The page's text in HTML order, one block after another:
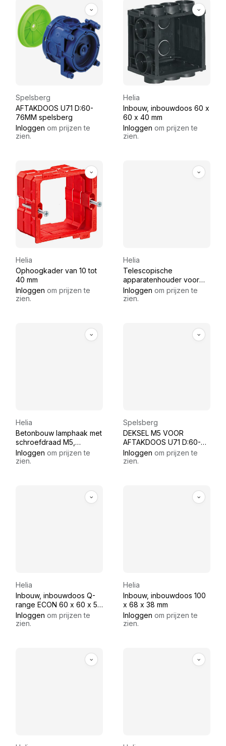
Spelsberg
AFTAKDOOS U71 D:60-
76MM spelsberg
Inloggen om prijzen te
zien.
Helia
Inbouw, inbouwdoos 60 x
60 x 40 mm
Inloggen om prijzen te
zien.
Helia
Ophoogkader van 10 tot
40 mm
Inloggen om prijzen te
zien.
Helia
Telescopische
apparatenhouder voor
isolatiedikte 80-200 mm
Inloggen om prijzen te
zien.
Helia
Betonbouw lamphaak met
schroefdraad M5,
Schachtlengte 55 mm
Inloggen om prijzen te
zien.
Spelsberg
DEKSEL M5 VOOR
AFTAKDOOS U71 D:60-
76MM spelsberg
Inloggen om prijzen te
zien.
Helia
Inbouw, inbouwdoos Q-
range ECON 60 x 60 x 50
mm
Inloggen om prijzen te
zien.
Helia
Inbouw, inbouwdoos 100
x 68 x 38 mm
Inloggen om prijzen te
zien.